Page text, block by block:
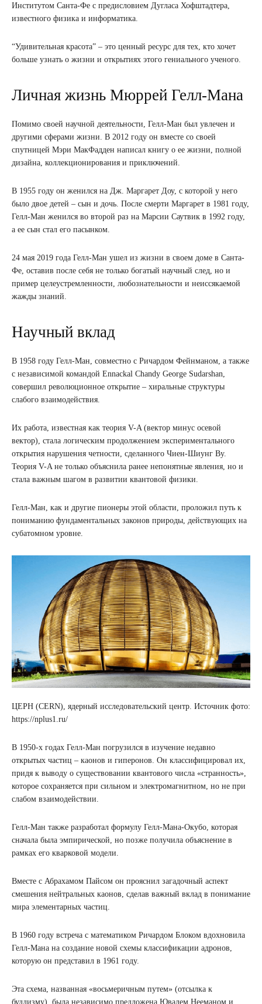
Институтом Санта-Фе с предисловием Дугласа Хофштадтера,
известного физика и информатика.
“Удивительная красота” – это ценный ресурс для тех, кто хочет
больше узнать о жизни и открытиях этого гениального ученого.
Личная жизнь Мюррей Гелл-Мана
Помимо своей научной деятельности, Гелл-Ман был увлечен и
другими сферами жизни. В 2012 году он вместе со своей
спутницей Мэри МакФадден написал книгу о ее жизни, полной
дизайна, коллекционирования и приключений.
В 1955 году он женился на Дж. Маргарет Доу, с которой у него
было двое детей – сын и дочь. После смерти Маргарет в 1981 году,
Гелл-Ман женился во второй раз на Марсии Саутвик в 1992 году,
а ее сын стал его пасынком.
24 мая 2019 года Гелл-Ман ушел из жизни в своем доме в Санта-
Фе, оставив после себя не только богатый научный след, но и
пример целеустремленности, любознательности и неиссякаемой
жажды знаний.
Научный вклад
В 1958 году Гелл-Ман, совместно с Ричардом Фейнманом, а также
с независимой командой Ennackal Chandy George Sudarshan,
совершил революционное открытие – хиральные структуры
слабого взаимодействия.
Их работа, известная как теория V-A (вектор минус осевой
вектор), стала логическим продолжением экспериментального
открытия нарушения четности, сделанного Чиен-Шиунг Ву.
Теория V-A не только объяснила ранее непонятные явления, но и
стала важным шагом в развитии квантовой физики.
Гелл-Ман, как и другие пионеры этой области, проложил путь к
пониманию фундаментальных законов природы, действующих на
субатомном уровне.
ЦЕРН (CERN), ядерный исследовательский центр. Источник фото:
https://nplus1.ru/
В 1950-х годах Гелл-Ман погрузился в изучение недавно
открытых частиц – каонов и гиперонов. Он классифицировал их,
придя к выводу о существовании квантового числа «странность»,
которое сохраняется при сильном и электромагнитном, но не при
слабом взаимодействии.
Гелл-Ман также разработал формулу Гелл-Мана-Окубо, которая
сначала была эмпирической, но позже получила объяснение в
рамках его кварковой модели.
Вместе с Абрахамом Пайсом он прояснил загадочный аспект
смешения нейтральных каонов, сделав важный вклад в понимание
мира элементарных частиц.
В 1960 году встреча с математиком Ричардом Блоком вдохновила
Гелл-Мана на создание новой схемы классификации адронов,
которую он представил в 1961 году.
Эта схема, названная «восьмеричным путем» (отсылка к
буддизму), была независимо предложена Ювалем Нееманом и